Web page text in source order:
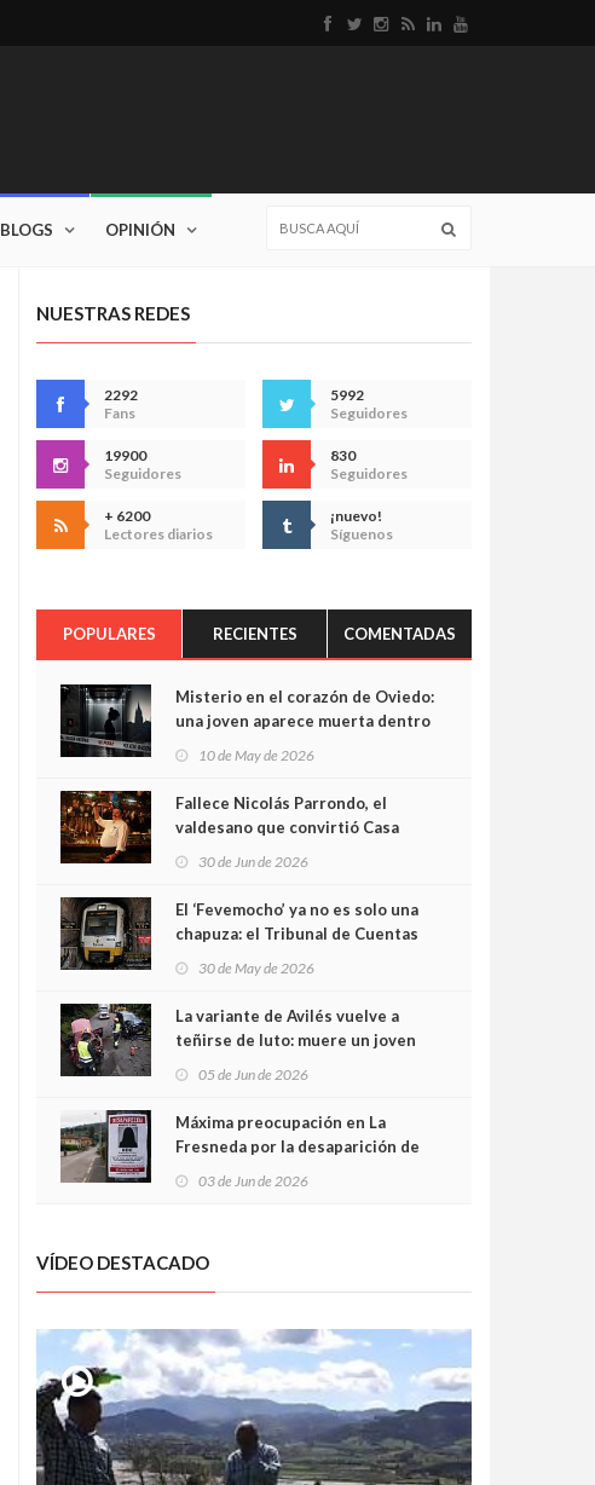
BLOGS OPINIÓN
NUESTRAS REDES
2292
Fans
5992
Seguidores
19900
Seguidores
830
Seguidores
+ 6200
Lectores diarios
¡nuevo!
Síguenos
POPULARES RECIENTES COMENTADAS
Misterio en el corazón de Oviedo:
una joven aparece muerta dentro
cámaras captan sus últimos
minutos
10 de May de 2026
Fallece Nicolás Parrondo, el
valdesano que convirtió Casa
30 de Jun de 2026
El ‘Fevemocho’ ya no es solo una
chapuza: el Tribunal de Cuentas
sobrecoste de los trenes que no
cabían por los túneles
30 de May de 2026
La variante de Avilés vuelve a
teñirse de luto: muere un joven
05 de Jun de 2026
Máxima preocupación en La
Fresneda por la desaparición de
03 de Jun de 2026
VÍDEO DESTACADO